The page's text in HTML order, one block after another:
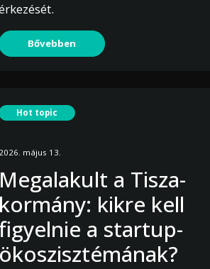
Bővebben
Hot topic
2026. május 13.
Megalakult a Tisza-
kormány: kikre kell
a startup-
ökoszisztémának?